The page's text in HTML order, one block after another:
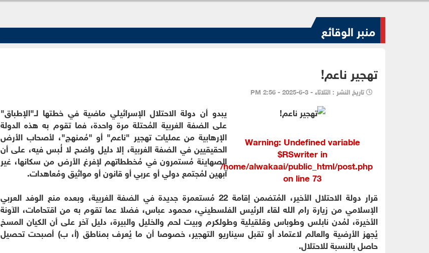
منبر الوقائع
تهجير ناعم!
تاريخ النشر : الثلاثاء - 3-6-2025 - 2:56 PM
Warning: Undefined variable
$RSwriter in
/home/alwakaai/public_html/post.php
on line73
يبدو أن دولة الاحتلال الإسرائيلي ماضية في خطتها لـ"الإطباق"
على الضفة الغربية المُحتلة مرة واحدة، فما تقوم به هذه الدولة
الإرهابية من عمليات تهجير "ناعم" أو "مُمنهج"، لأصحاب الأرض
الحقيقيين في الضفة الغربية، إلا دليل واضح لا لُبس فيه، على أن
الصهاينة مُستمرون في مُخططاتهم لإفرغ الأرض من سكانها، غير
آبهين لمُجتمع دولي أو عربي أو قانون أو مواثيق ومُعاهدات.
قرار دولة الاحتلال الأخير، المُتضمن إقامة 22 مُستعمرة جديدة في الضفة الغربية، وبعده منع الوفد العربي
الإسلامي من زيارة رام الله لقاء الرئيس الفلسطيني، محمود عباس، فضلا عما تقوم به من اقتحامات، الآونة
الأخيرة، لمُدن نابلس وطوباس وقلقيلية وطولكرم وبيت لحم والخليل والبيرة، دليل آخر على أن الكيان المسخ
يُجهز الأرضية والعالم لاعتماد أو تقبل سيناريو التهجير، خصوصا أن ما يُعرف بمناطق (أ، ب) أصبحت تحصيل
حاصل بالنسبة للاحتلال.